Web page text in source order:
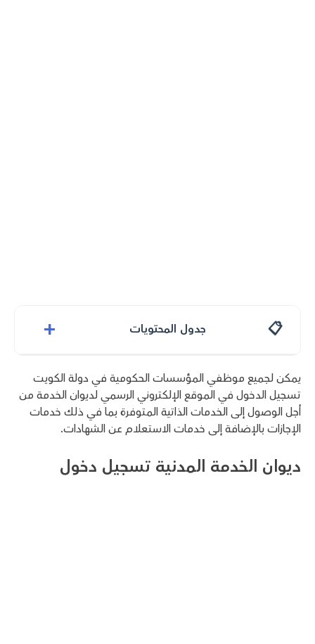
جدول المحتويات +
يمكن لجميع موظفي المؤسسات الحكومية في دولة الكويت
تسجيل الدخول في الموقع الإلكتروني الرسمي لديوان الخدمة من
أجل الوصول إلى الخدمات الذاتية المتوفرة بما في ذلك خدمات
الإجازات بالإضافة إلى خدمات الاستعلام عن الشهادات.
ديوان الخدمة المدنية تسجيل دخول